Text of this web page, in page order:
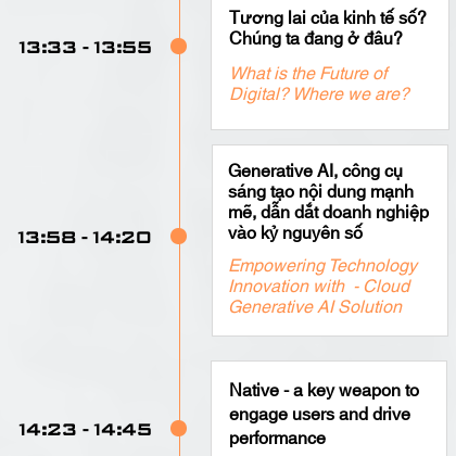
Tương lai của kinh tế số?
Chúng ta đang ở đâu?
What is the Future of
Digital? Where we are?
Generative AI, công cụ
sáng tạo nội dung mạnh
mẽ, dẫn dắt doanh nghiệp
vào kỷ nguyên số
Empowering Technology
Innovation with ​ - Cloud
Generative AI Solution
Native - a key weapon to
engage users and drive
performance
13:33 - 13:55
13:58 - 14:20
14:23 - 14:45